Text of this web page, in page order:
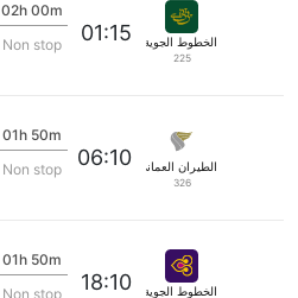
الخطوط الجوية الدولية الباكستانية
225
01:15
02h 00m
Non stop
الطيران العماني
326
06:10
01h 50m
Non stop
الخطوط الجوية الدولية التايلاندية
18:10
01h 50m
Non stop